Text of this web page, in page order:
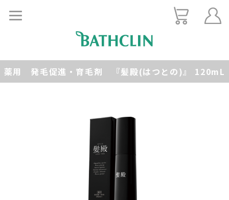
薬用 発毛促進・育毛剤 『髪殿(はつとの)』 120mL